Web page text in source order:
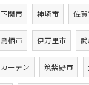
下関市 神埼市 佐
鳥栖市 伊万里市
カーテン 筑紫野市